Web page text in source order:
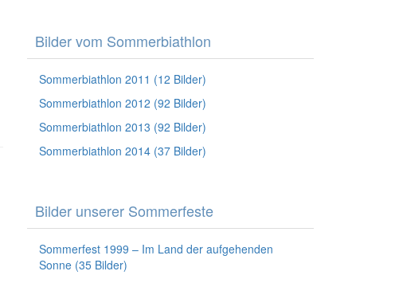
Bilder vom Sommerbiathlon
Sommerbiathlon 2011 (12 Bilder)
Sommerbiathlon 2012 (92 Bilder)
Sommerbiathlon 2013 (92 Bilder)
Sommerbiathlon 2014 (37 Bilder)
Bilder unserer Sommerfeste
Sommerfest 1999 – Im Land der aufgehenden
Sonne (35 Bilder)